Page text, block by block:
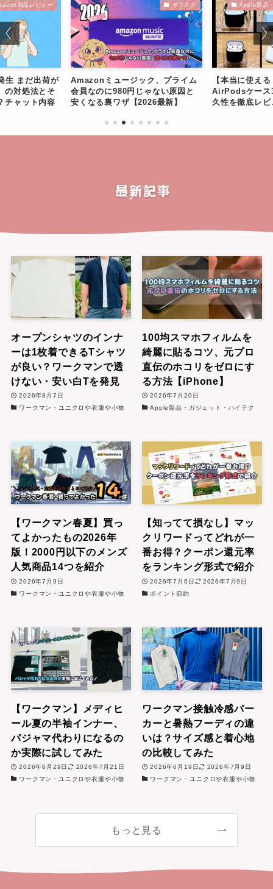
商品レビュー
生 まだ出荷が
の対処法とそ
チャット内容
サブスク
Amazonミュージック、プライム
会員なのに980円じゃない原因と
安くなる裏ワザ【2026最新】
Apple製品
【本当に使え
AirPodsケース
久性を徹底レビ
オープンシャツのインナ
ーは1枚着できるTシャツ
が良い？ワークマンで透
けない・安い白Tを発見
2026年8月7日
ワークマン・ユニクロや衣服や小物
100均スマホフィルムを
綺麗に貼るコツ、元プロ
直伝のホコリをゼロにす
る方法【iPhone】
2026年7月20日
Apple製品・ガジェット・ハイテク
【ワークマン春夏】買っ
てよかったもの2026年
版！2000円以下のメンズ
人気商品14つを紹介
2026年7月9日
ワークマン・ユニクロや衣服や小物
【知ってて損なし】マッ
クリワードってどれが一
番お得？クーポン還元率
をランキング形式で紹介
2026年7月6日
2026年7月9日
ポイント節約
【ワークマン】メディヒ
ール夏の半袖インナー、
パジャマ代わりになるの
か実際に試してみた
2026年6月29日
2026年7月21日
ワークマン・ユニクロや衣服や小物
ワークマン接触冷感パー
カーと暑熱フーディの違
いは？サイズ感と着心地
の比較してみた
2026年6月19日
2026年7月9日
ワークマン・ユニクロや衣服や小物
もっと見る